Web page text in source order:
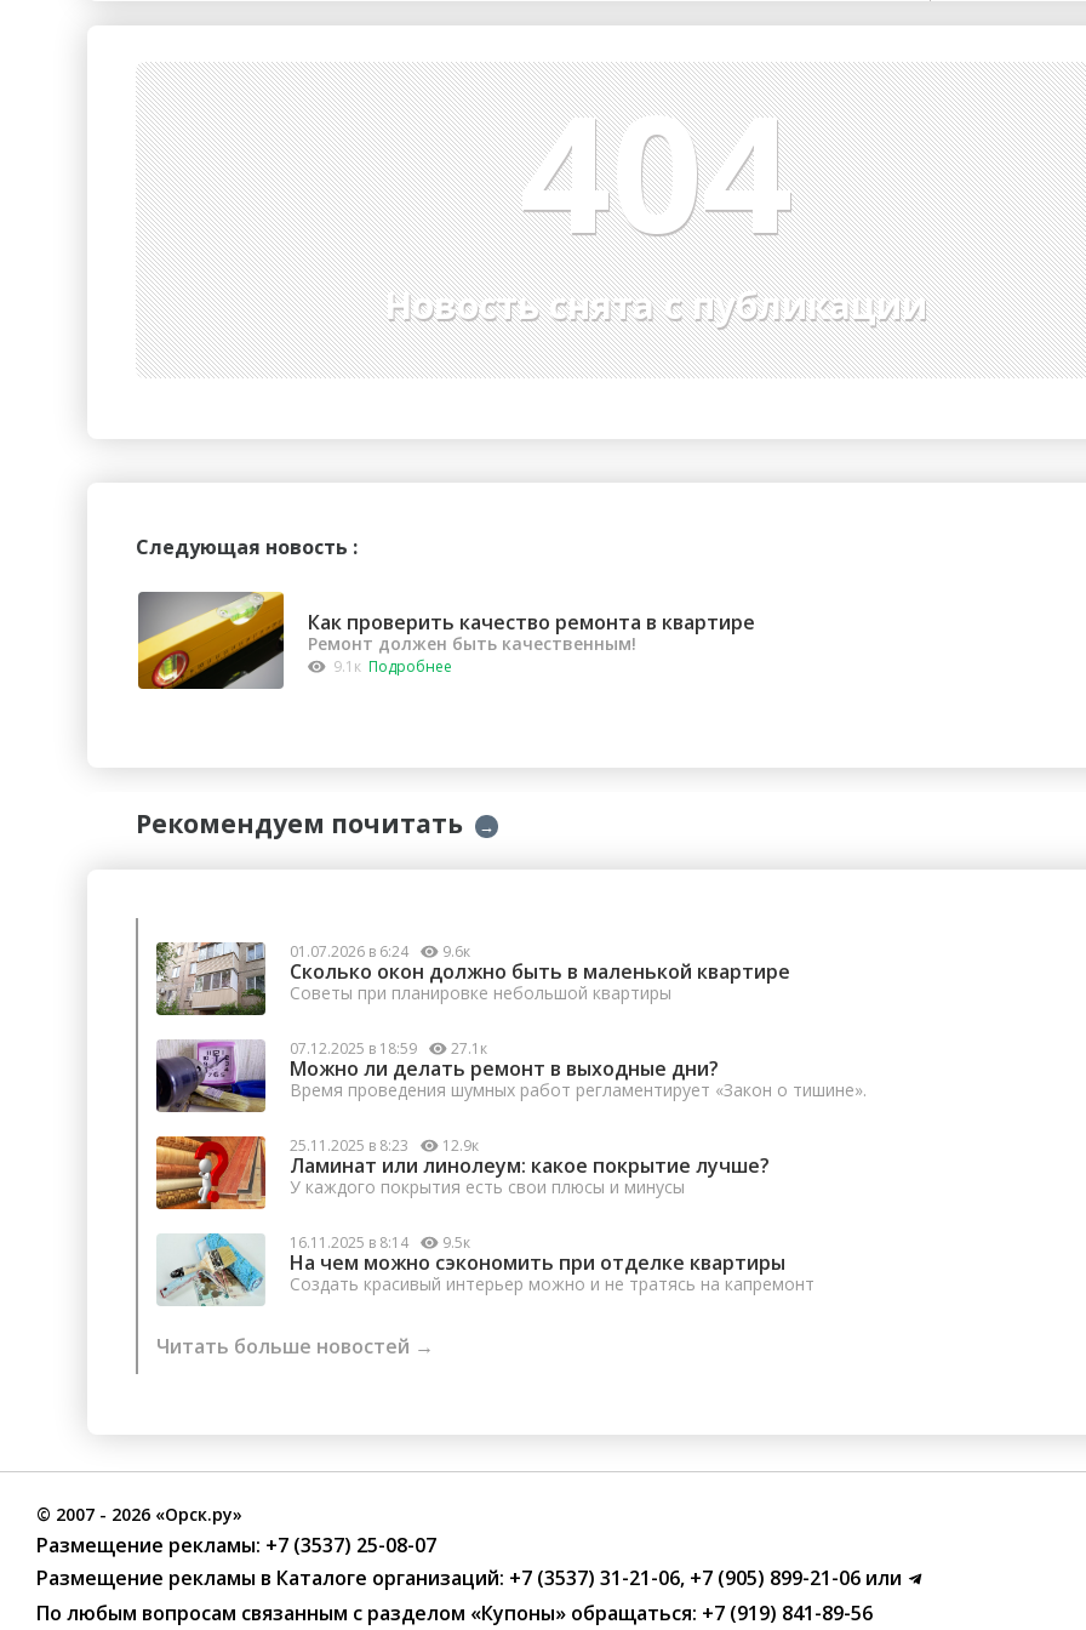
Гостиницы
Образование
Бытовые услуги
СМИ и Реклама
Городское хозяйство
Ветеринария, Зоотовары
Курьерская служба, Службы до...
Купоны 404
Новость снята с публикации
Следующая новость :
Как проверить качество ремонта в квартире
Ремонт должен быть качественным!
9.1к Подробнее
Рекомендуем почитать →
01.07.2026 в 6:24 9.6к
Сколько окон должно быть в маленькой квартире
Советы при планировке небольшой квартиры
07.12.2025 в 18:59 27.1к
Можно ли делать ремонт в выходные дни?
Время проведения шумных работ регламентирует «Закон о тишине».
25.11.2025 в 8:23 12.9к
Ламинат или линолеум: какое покрытие лучше?
У каждого покрытия есть свои плюсы и минусы
16.11.2025 в 8:14 9.5к
На чем можно сэкономить при отделке квартиры
Создать красивый интерьер можно и не тратясь на капремонт
Читать больше новостей →
© 2007 - 2026 «Орск.ру»
Размещение рекламы: +7 (3537) 25-08-07
Размещение рекламы в Каталоге организаций: +7 (3537) 31-21-06, +7 (905) 899-21-06 или
По любым вопросам связанным с разделом «Купоны» обращаться: +7 (919) 841-89-56